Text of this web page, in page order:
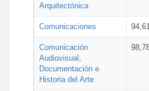
Arquitectónica
Comunicaciones
Comunicación
Audiovisual,
Documentación e
Historia del Arte